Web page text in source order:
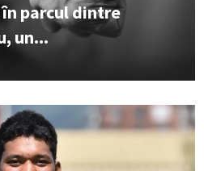
parcul dintre
un...